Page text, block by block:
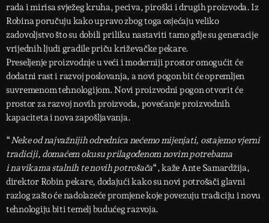
rada i mirisa svježeg kruha, peciva, piroški i drugih proizvoda. Iz
Robina poručuju kako upravo zbog toga osjećaju veliko
zadovoljstvo što su dobili priliku nastaviti tamo gdje su generacije
vrijednih ljudi gradile priču križevačke pekare.
Preseljenje proizvodnje u veći i moderniji prostor omogućit će
dodatni rast i razvoj poslovanja, a novi pogon bit će opremljen
suvremenom tehnologijom. Novi proizvodni pogon otvorit će
prostor za razvoj novih proizvoda, povećanje proizvodnih
kapaciteta i nova zapošljavanja.
“Neke od najvažnijih odrednica nećemo mijenjati, ostajemo vjerni
tradiciji, domaćem okusu prilagođenom novim potrebama
i navikama stalnih te novih potrošača“, kaže Ante Samardžija,
direktor Robin pekare, dodajući kako su novi potrošači glavni
razlog zašto će nadolazeće promjene koje povezuju tradiciju i novu
tehnologiju biti temelj budućeg razvoja.